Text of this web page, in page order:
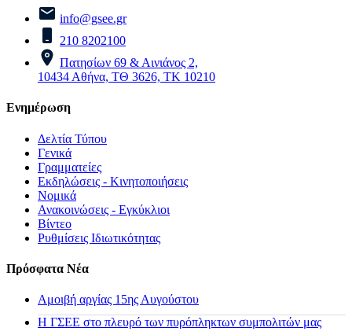
info@gsee.gr
210 8202100
Πατησίων 69 & Αινιάνος 2,
10434 Αθήνα, ΤΘ 3626, ΤΚ 10210
Ενημέρωση
Δελτία Τύπου
Γενικά
Γραμματείες
Εκδηλώσεις - Κινητοποιήσεις
Νομικά
Ανακοινώσεις - Εγκύκλιοι
Βίντεο
Ρυθμίσεις Ιδιωτικότητας
Πρόσφατα Νέα
Αμοιβή αργίας 15ης Αυγούστου
H ΓΣΕΕ στο πλευρό των πυρόπληκτων συμπολιτών μας